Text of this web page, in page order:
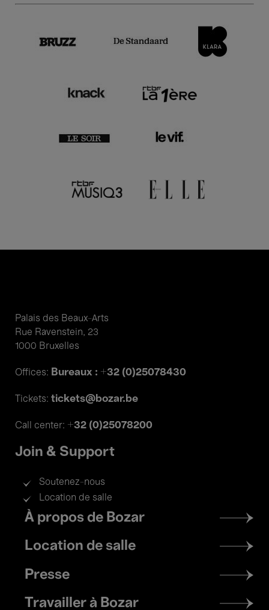
Palais des Beaux-Arts
Rue Ravenstein, 23
1000 Bruxelles
Offices: Bureaux : +32 (0)25078430
Tickets: tickets@bozar.be
Call center: +32 (0)25078200
Join & Support
Soutenez-nous
Location de salle
Footer
menu
À propos de Bozar
Location de salle
Presse
Travailler à Bozar